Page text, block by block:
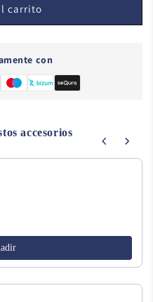
carrito
con
accesorios
to navigate through